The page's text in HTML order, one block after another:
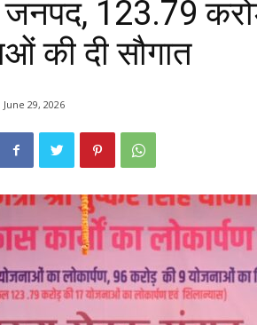
₹123.79
की दी सौगात
June 29, 2026